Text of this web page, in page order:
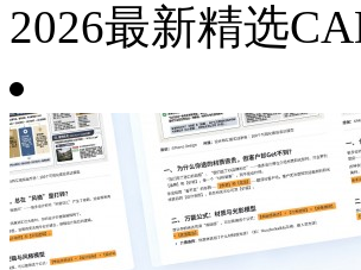
2026最新精选